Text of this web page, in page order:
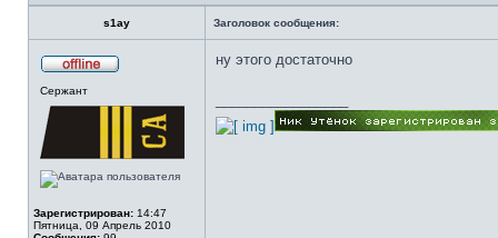
s1ay Заголовок сообщения:
сети
Сержант
Зарегистрирован: 14:47
Пятница, 09 Апрель 2010
ну этого достаточно